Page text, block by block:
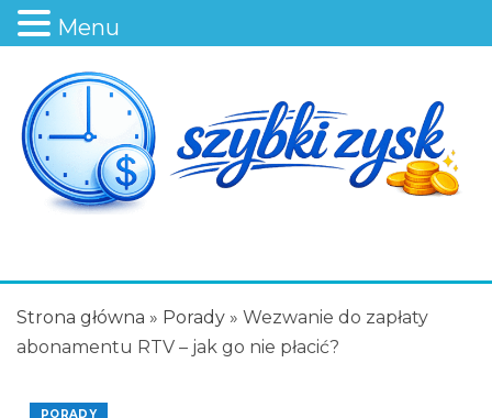
Strona główna » Porady » Wezwanie do zapłaty
abonamentu RTV – jak go nie płacić?
PORADY
Menu